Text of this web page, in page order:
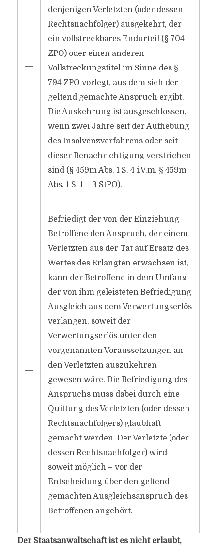
―
denjenigen Verletzten (oder dessen
Rechtsnachfolger) ausgekehrt, der
ein vollstreckbares Endurteil (§ 704
ZPO) oder einen anderen
Vollstreckungstitel im Sinne des §
794 ZPO vorlegt, aus dem sich der
geltend gemachte Anspruch ergibt.
Die Auskehrung ist ausgeschlossen,
wenn zwei Jahre seit der Aufhebung
des Insolvenzverfahrens oder seit
dieser Benachrichtigung verstrichen
sind (§ 459m Abs. 1 S. 4 i.V.m. § 459m
Abs. 1 S. 1 – 3 StPO).
―
Befriedigt der von der Einziehung
Betroffene den Anspruch, der einem
Verletzten aus der Tat auf Ersatz des
Wertes des Erlangten erwachsen ist,
kann der Betroffene in dem Umfang
der von ihm geleisteten Befriedigung
Ausgleich aus dem Verwertungserlös
verlangen, soweit der
Verwertungserlös unter den
vorgenannten Voraussetzungen an
den Verletzten auszukehren
gewesen wäre. Die Befriedigung des
Anspruchs muss dabei durch eine
Quittung des Verletzten (oder dessen
Rechtsnachfolgers) glaubhaft
gemacht werden. Der Verletzte (oder
dessen Rechtsnachfolger) wird –
soweit möglich – vor der
Entscheidung über den geltend
gemachten Ausgleichsanspruch des
Betroffenen angehört.
Der Staatsanwaltschaft ist es nicht erlaubt,